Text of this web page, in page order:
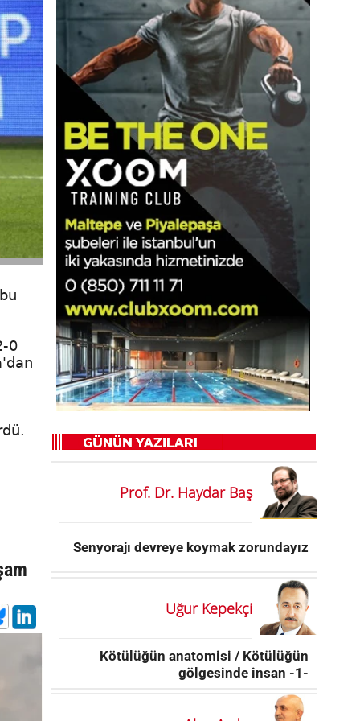
0
Prof. Dr. Haydar Baş
Senyorajı devreye koymak zorundayız
Uğur Kepekçi
Kötülüğün anatomisi / Kötülüğün
gölgesinde insan -1-